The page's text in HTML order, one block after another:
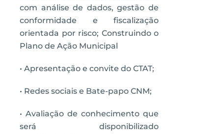
com análise de dados, gestão de
conformidade e fiscalização
orientada por risco; Construindo o
Plano de Ação Municipal
• Apresentação e convite do CTAT;
• Redes sociais e Bate-papo CNM;
• Avaliação de conhecimento que
será disponibilizado